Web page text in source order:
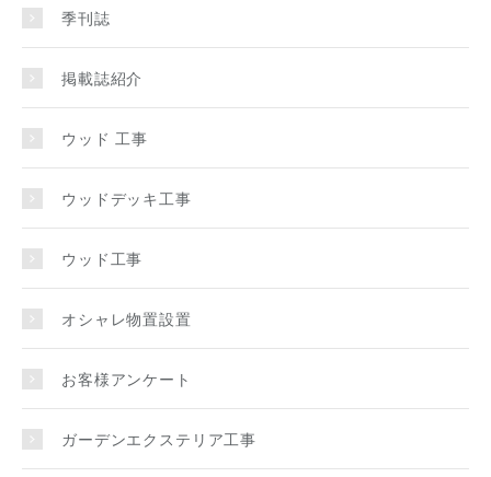
季刊誌
掲載誌紹介
ウッド 工事
ウッドデッキ工事
ウッド工事
オシャレ物置設置
お客様アンケート
ガーデンエクステリア工事